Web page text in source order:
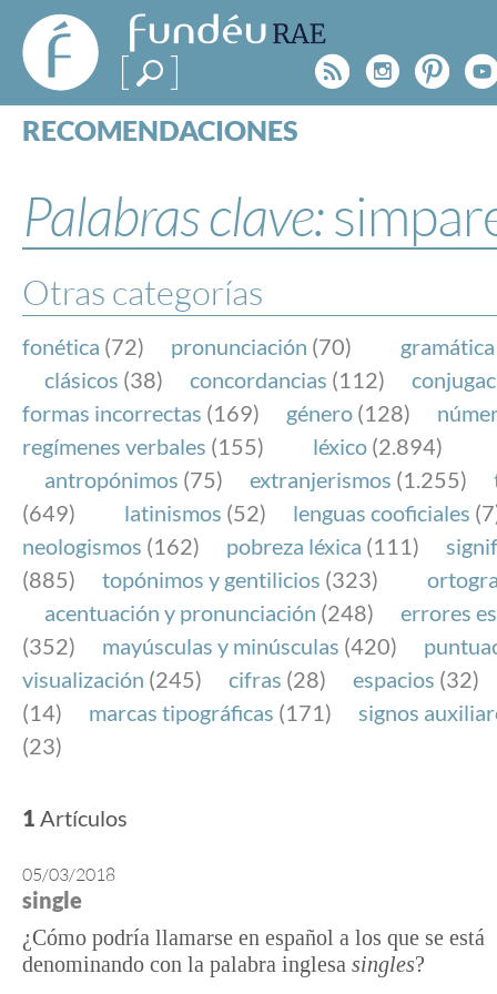
FundéuRAE
- Fundación
del Español
Urgente
Rss
RECOMENDACIONES
ESPECIALES
BLOG
NOTICIAS
SOBRE LA FUNDÉURAE
FundéuRAE es una fundación patrocinada por la
y la Real Academia Española, cuyo objetivo es
el buen uso del español en los medios de
Internet.
Palabras clave:
Otras categorías
fonética (72) pronunciación (70) gramática
clásicos (38) concordancias (112)
formas incorrectas (169) género (128)
regímenes verbales (155) léxico (2.894)
antropónimos (75) extranjerismos (1.255)
(649)
latinismos (52) lenguas cooficiales
neologismos (162) pobreza léxica (111)
(885)
topónimos y gentilicios (323)
acentuación y pronunciación (248)
errores
(352)
mayúsculas y minúsculas (420)
visualización (245) cifras (28) espacios (32)
(14)
marcas tipográficas (171)
signos
(23)
1 Artículos
05/03/2018
single
¿Cómo podría llamarse en español a los que se está
denominando con la palabra inglesa singles?